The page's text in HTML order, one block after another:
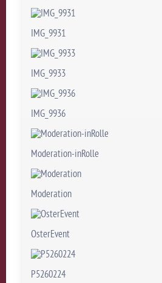
IMG_9931
IMG_9933
IMG_9936
Moderation-inRolle
Moderation
OsterEvent
P5260224